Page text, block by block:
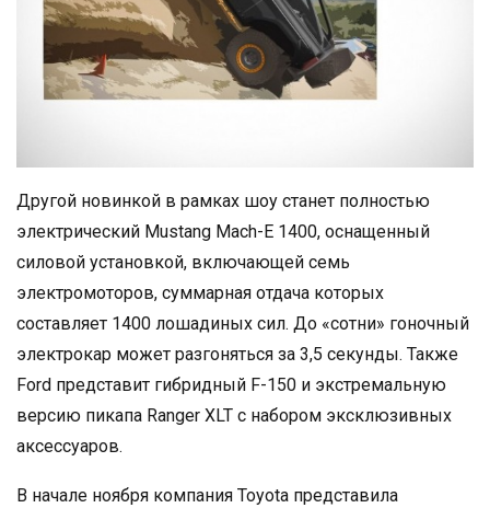
Другой новинкой в рамках шоу станет полностью
электрический Mustang Mach-E 1400, оснащенный
силовой установкой, включающей семь
электромоторов, суммарная отдача которых
составляет 1400 лошадиных сил. До «сотни» гоночный
электрокар может разгоняться за 3,5 секунды. Также
Ford представит гибридный F-150 и экстремальную
версию пикапа Ranger XLT с набором эксклюзивных
аксессуаров.
В начале ноября компания Toyota представила